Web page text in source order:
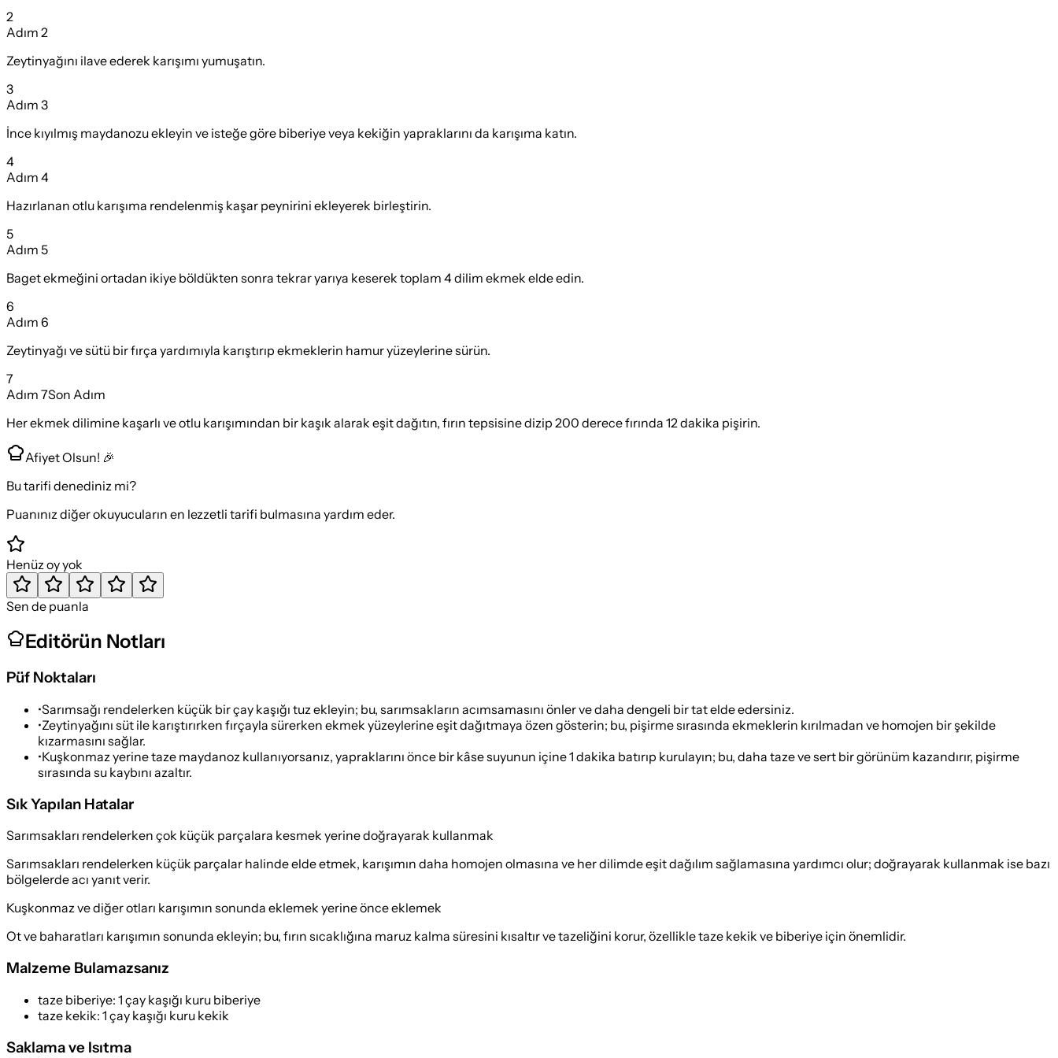
2
Adım 2
Zeytinyağını ilave ederek karışımı yumuşatın.
3
Adım 3
İnce kıyılmış maydanozu ekleyin ve isteğe göre biberiye veya kekiğin yapraklarını da karışıma katın.
4
Adım 4
Hazırlanan otlu karışıma rendelenmiş kaşar peynirini ekleyerek birleştirin.
5
Adım 5
Baget ekmeğini ortadan ikiye böldükten sonra tekrar yarıya keserek toplam 4 dilim ekmek elde edin.
6
Adım 6
Zeytinyağı ve sütü bir fırça yardımıyla karıştırıp ekmeklerin hamur yüzeylerine sürün.
7
Adım 7Son Adım
Her ekmek dilimine kaşarlı ve otlu karışımından bir kaşık alarak eşit dağıtın, fırın tepsisine dizip 200 derece fırında 12 dakika pişirin.
Afiyet Olsun! 🎉
Bu tarifi denediniz mi?
Puanınız diğer okuyucuların en lezzetli tarifi bulmasına yardım eder.
Henüz oy yok
Sen de puanla
Editörün Notları
Püf Noktaları
•Sarımsağı rendelerken küçük bir çay kaşığı tuz ekleyin; bu, sarımsakların acımsamasını önler ve daha dengeli bir tat elde edersiniz.
•Zeytinyağını süt ile karıştırırken fırçayla sürerken ekmek yüzeylerine eşit dağıtmaya özen gösterin; bu, pişirme sırasında ekmeklerin kırılmadan ve homojen bir şekilde
kızarmasını sağlar.
•Kuşkonmaz yerine taze maydanoz kullanıyorsanız, yapraklarını önce bir kâse suyunun içine 1 dakika batırıp kurulayın; bu, daha taze ve sert bir görünüm kazandırır, pişirme
sırasında su kaybını azaltır.
Sık Yapılan Hatalar
Sarımsakları rendelerken çok küçük parçalara kesmek yerine doğrayarak kullanmak
Sarımsakları rendelerken küçük parçalar halinde elde etmek, karışımın daha homojen olmasına ve her dilimde eşit dağılım sağlamasına yardımcı olur; doğrayarak kullanmak ise bazı
bölgelerde acı yanıt verir.
Kuşkonmaz ve diğer otları karışımın sonunda eklemek yerine önce eklemek
Ot ve baharatları karışımın sonunda ekleyin; bu, fırın sıcaklığına maruz kalma süresini kısaltır ve tazeliğini korur, özellikle taze kekik ve biberiye için önemlidir.
Malzeme Bulamazsanız
taze biberiye: 1 çay kaşığı kuru biberiye
taze kekik: 1 çay kaşığı kuru kekik
Saklama ve Isıtma